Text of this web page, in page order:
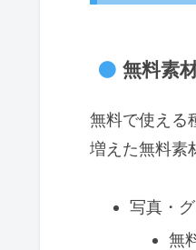
無料素
無料で使える
増えた無料素
写真・
無